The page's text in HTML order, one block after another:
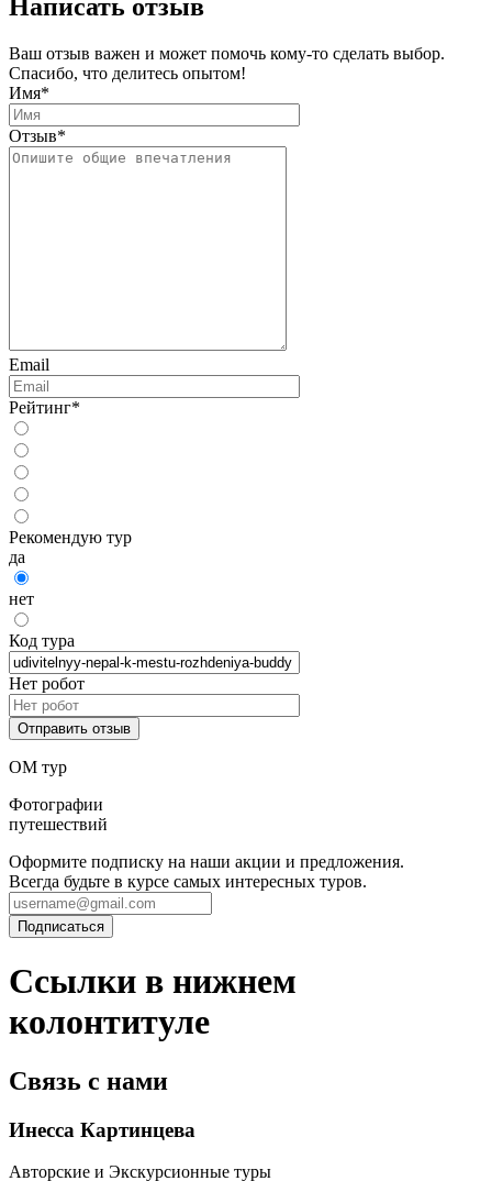
Написать отзыв
Ваш отзыв важен и может помочь кому-то сделать выбор.
Спасибо, что делитесь опытом!
Имя*
Отзыв*
Email
Рейтинг*
Рекомендую тур
да
нет
Код тура
Нет робот
ОМ тур
Фотографии
путешествий
Оформите подписку на наши акции и предложения.
Всегда будьте в курсе самых интересных туров.
Ссылки в нижнем
колонтитуле
Связь с нами
Инесса Картинцева
Авторские и Экскурсионные туры